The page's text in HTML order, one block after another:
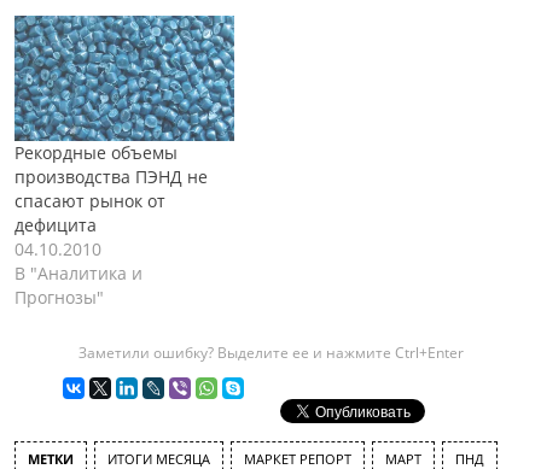
Рекордные объемы
производства ПЭНД не
спасают рынок от
дефицита
04.10.2010
В "Аналитика и
Прогнозы"
Заметили ошибку? Выделите ее и нажмите Ctrl+Enter
МЕТКИ ИТОГИ МЕСЯЦА МАРКЕТ РЕПОРТ МАРТ ПНД